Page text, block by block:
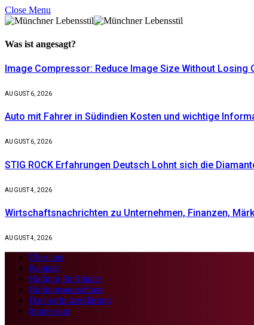
Close Menu
Was ist angesagt?
Image Compressor: Reduce Image Size Without Losing
AUGUST 6, 2026
Auto mit Fahrer in Südindien Kosten und wichtige
AUGUST 6, 2026
STIG ROCK Erfahrungen Deutsch Lohnt sich die
AUGUST 4, 2026
Wirtschaftsnachrichten zu Unternehmen, Finanzen,
AUGUST 4, 2026
Über uns
Kontakt
Haftung für Inhalte
Haftungsausschluss
Datenschutzerklärung
Impressum